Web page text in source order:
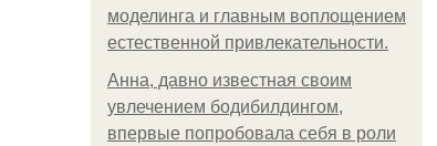
моделинга и главным воплощением
естественной привлекательности.
Анна, давно известная своим
увлечением бодибилдингом,
впервые попробовала себя в роли